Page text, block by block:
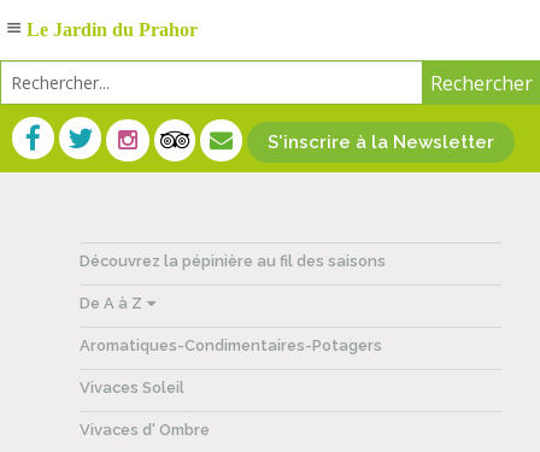
S'inscrire à la Newsletter
Découvrez la pépinière au fil des saisons
De A à Z
Aromatiques-Condimentaires-Potagers
Vivaces Soleil
Vivaces d' Ombre
Le Jardin du Prahor